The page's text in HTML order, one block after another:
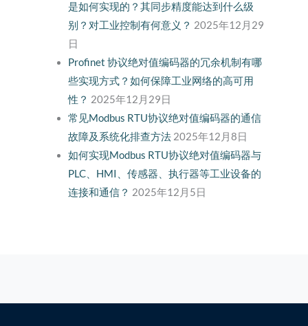
是如何实现的？其同步精度能达到什么级
别？对工业控制有何意义？ 2025年12月29
日
Profinet 协议绝对值编码器的冗余机制有哪
些实现方式？如何保障工业网络的高可用
性？ 2025年12月29日
常见Modbus RTU协议绝对值编码器的通信
故障及系统化排查方法 2025年12月8日
如何实现Modbus RTU协议绝对值编码器与
PLC、HMI、传感器、执行器等工业设备的
连接和通信？ 2025年12月5日